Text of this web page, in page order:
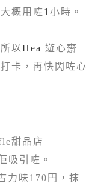
概用咗 1 小時。
以Hea 遊心齋
卡，再快閃咗 心
甜品店
吸引咗。
力味170 円，抹